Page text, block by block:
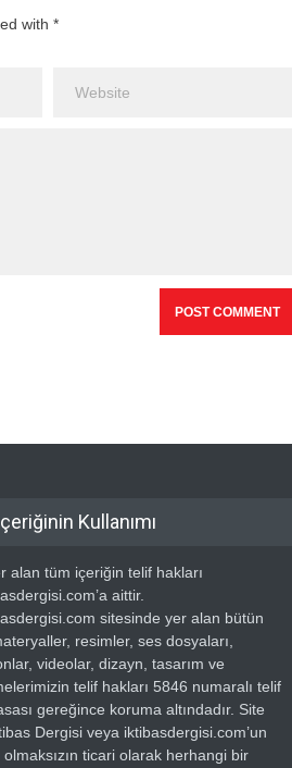
with *
Kullanımı
alan tüm içeriğin telif hakları
aittir.
sitesinde yer alan bütün
resimler, ses dosyaları,
videolar, dizayn, tasarım ve
telif hakları 5846 numaralı telif
gereğince koruma altındadır. Site
Dergisi veya iktibasdergisi.com’un
olmaksızın ticari olarak herhangi bir